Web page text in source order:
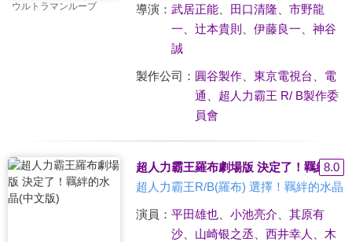
ウルトラマンルーブ 導演： 武居正能、 田口清隆
市野龍
一
辻本貴則 伊藤良一
神谷
誠
製作公司： 圓谷製作、 東京電視台
電
通
超人力霸王 R/ B製作委
員會
超人力霸王羅布劇場版 決定了！羈絆的
8.0
超人力霸王R/B(羅布) 選擇！羈絆的水晶
演員： 平田雄也、 小池亮介
其原有
沙、 山崎银之丞 西井幸人
木